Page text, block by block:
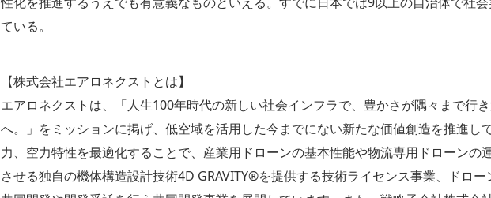
ている。
【株式会社エアロネクストとは】
エアロネクストは、「人生100年時代の新しい社会インフラで、豊かさが隅々まで行
へ。」をミッションに掲げ、低空域を活用した今までにない新たな価値創造を推進し
力、空力特性を最適化することで、産業用ドローンの基本性能や物流専用ドローンの
させる独自の機体構造設計技術4D GRAVITY®を提供する技術ライセンス事業、ドロ